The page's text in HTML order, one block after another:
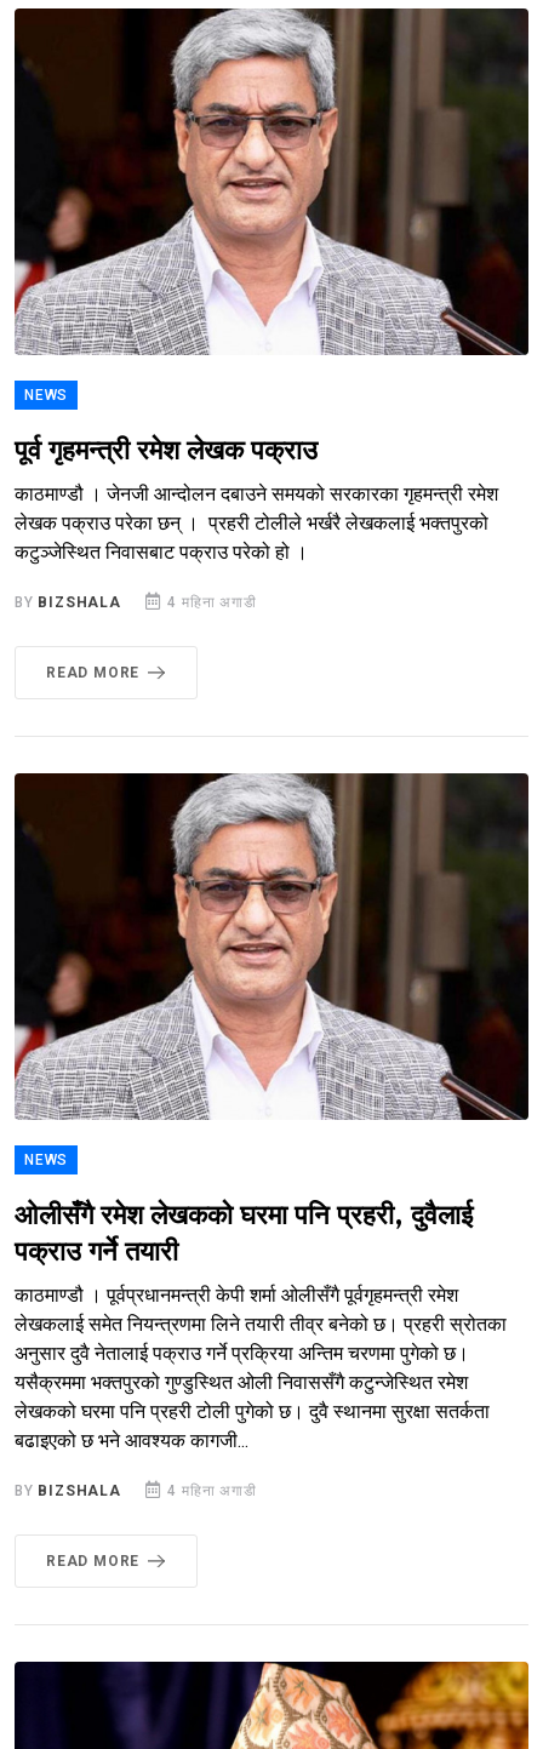
NEWS
पूर्व गृहमन्त्री रमेश लेखक पक्राउ
काठमाण्डौ । जेनजी आन्दोलन दबाउने समयको सरकारका गृहमन्त्री रमेश
लेखक पक्राउ परेका छन् । प्रहरी टोलीले भर्खरै लेखकलाई भक्तपुरको
कटुञ्जेस्थित निवासबाट पक्राउ परेको हो ।
BY BIZSHALA 4 महिना अगाडी
READ MORE
NEWS
ओलीसँगै रमेश लेखकको घरमा पनि प्रहरी, दुवैलाई
पक्राउ गर्ने तयारी
काठमाण्डौ । पूर्वप्रधानमन्त्री केपी शर्मा ओलीसँगै पूर्वगृहमन्त्री रमेश
लेखकलाई समेत नियन्त्रणमा लिने तयारी तीव्र बनेको छ। प्रहरी स्रोतका
अनुसार दुवै नेतालाई पक्राउ गर्ने प्रक्रिया अन्तिम चरणमा पुगेको छ।
यसैक्रममा भक्तपुरको गुण्डुस्थित ओली निवाससँगै कटुन्जेस्थित रमेश
लेखकको घरमा पनि प्रहरी टोली पुगेको छ। दुवै स्थानमा सुरक्षा सतर्कता
बढाइएको छ भने आवश्यक कागजी...
BY BIZSHALA 4 महिना अगाडी
READ MORE